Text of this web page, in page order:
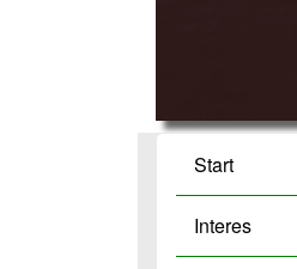
Start
Interes